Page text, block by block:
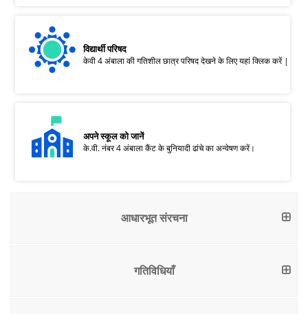
विद्यार्थी परिषद
केवी 4 अंबाला की गतिशील छात्र परिषद देखने के लिए यहां क्लिक करें |
अपने स्कूल को जानें
के.वी. नंबर 4 अंबाला कैंट के बुनियादी ढांचे का अन्वेषण करें।
आधारभूत संरचना
गतिविधियाँ